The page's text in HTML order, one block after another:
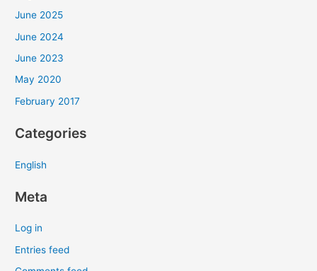
June 2025
June 2024
June 2023
May 2020
February 2017
Categories
English
Meta
Log in
Entries feed